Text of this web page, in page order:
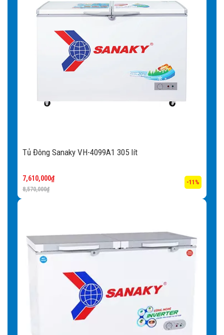
Bảo hành chính hãng 2 năm
SANAKY tự hào là đơn vị hàng đầu Việt Nam cung cấp dịch vụ bảo
Lọc nước RO, Đồ gia dụng, Máy biến áp…
vụ chất lượng nhất cho tất cả các Quý khách hàng đang sử dụng
Vui lòng liên hệ Hotline bảo hành
, chúng
MuaTủ Đông Sanaky mặt kính trưng
ở đâu? Báo giá Tủ Đông Sanaky tại
Sanaky Online
Sanaky Online là đơn vị phân phối các sản phẩm Chính Hãng của
Công ty TNHH SANAKY. Chúng tôi cam kết mang đến cho quý
khách hàng các sản phẩm chất lượng của SANAKY với các lợi ích
Tủ Đông Sanaky VH-4099A1 305 lít
8,570,000₫
7,610,000₫
-11%